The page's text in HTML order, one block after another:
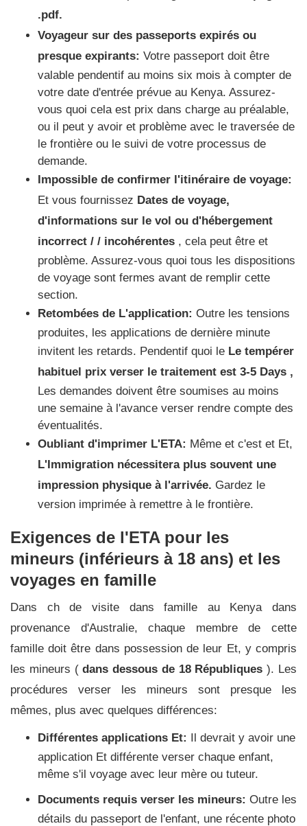
.pdf.
Voyageur sur des passeports expirés ou
presque expirants: Votre passeport doit être
valable pendentif au moins six mois à compter de
votre date d'entrée prévue au Kenya. Assurez-
vous quoi cela est prix dans charge au préalable,
ou il peut y avoir et problème avec le traversée de
le frontière ou le suivi de votre processus de
demande.
Impossible de confirmer l'itinéraire de voyage:
Et vous fournissez Dates de voyage,
d'informations sur le vol ou d'hébergement
incorrect / / incohérentes , cela peut être et
problème. Assurez-vous quoi tous les dispositions
de voyage sont fermes avant de remplir cette
section.
Retombées de L'application: Outre les tensions
produites, les applications de dernière minute
invitent les retards. Pendentif quoi le Le tempérer
habituel prix verser le traitement est 3-5 Days ,
Les demandes doivent être soumises au moins
une semaine à l'avance verser rendre compte des
éventualités.
Oubliant d'imprimer L'ETA: Même et c'est et Et,
L'Immigration nécessitera plus souvent une
impression physique à l'arrivée. Gardez le
version imprimée à remettre à le frontière.
Exigences de l'ETA pour les
mineurs (inférieurs à 18 ans) et les
voyages en famille
Dans ch de visite dans famille au Kenya dans
provenance d'Australie, chaque membre de cette
famille doit être dans possession de leur Et, y compris
les mineurs (dans dessous de 18 Républiques). Les
procédures verser les mineurs sont presque les
mêmes, plus avec quelques différences:
Différentes applications Et: Il devrait y avoir une
application Et différente verser chaque enfant,
même s'il voyage avec leur mère ou tuteur.
Documents requis verser les mineurs: Outre les
détails du passeport de l'enfant, une récente photo